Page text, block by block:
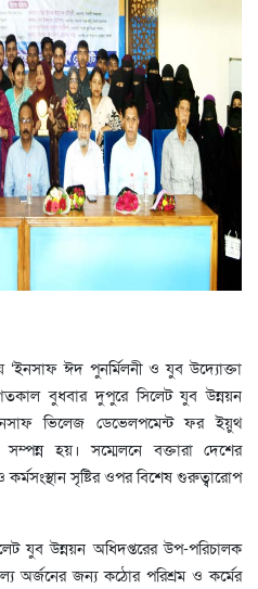
‘ইনসাফ ঈদ পুনর্মিলনী ও যুব উদ্যোক্তা
বুধবার দুপুরে সিলেট যুব উন্নয়ন
ভিলেজ ডেভেলপমেন্ট ফর ইয়ুথ
হয়। সম্মেলনে বক্তারা দেশের
সৃষ্টির ওপর বিশেষ গুরুত্বারোপ
যুব উন্নয়ন অধিদপ্তরের উপ-পরিচালক
অর্জনের জন্য কঠোর পরিশ্রম ও কর্মের